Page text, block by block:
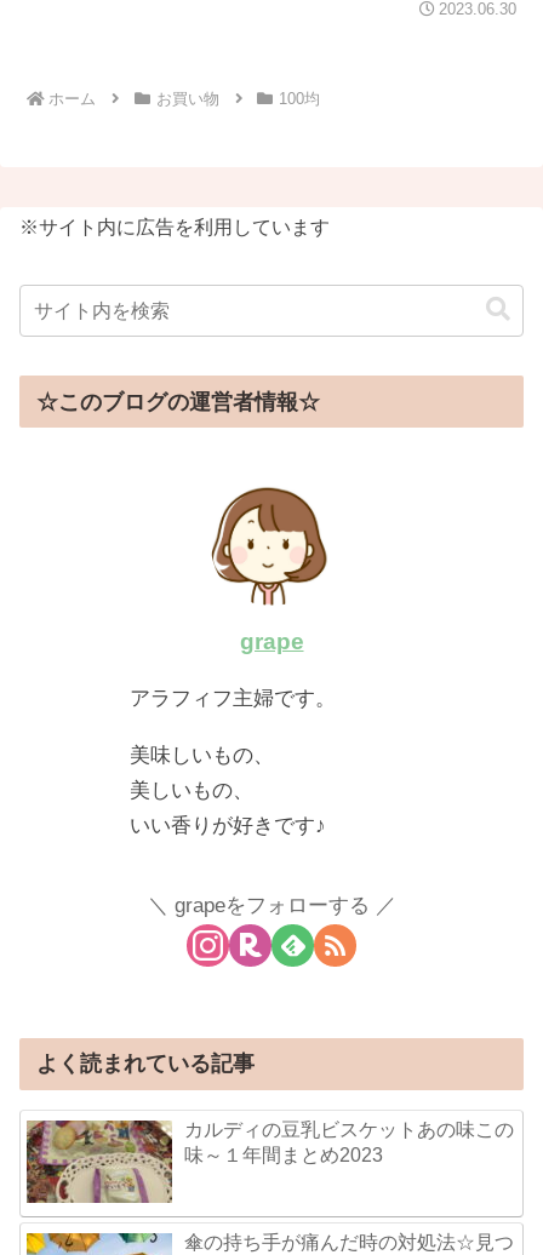
2023.06.30
ホーム お買い物 100均
※サイト内に広告を利用しています
☆このブログの運営者情報☆
grape
アラフィフ主婦です。
美味しいもの、
美しいもの、
いい香りが好きです♪
grapeをフォローする
よく読まれている記事
カルディの豆乳ビスケットあの味この
味～１年間まとめ2023
傘の持ち手が痛んだ時の対処法☆見つ